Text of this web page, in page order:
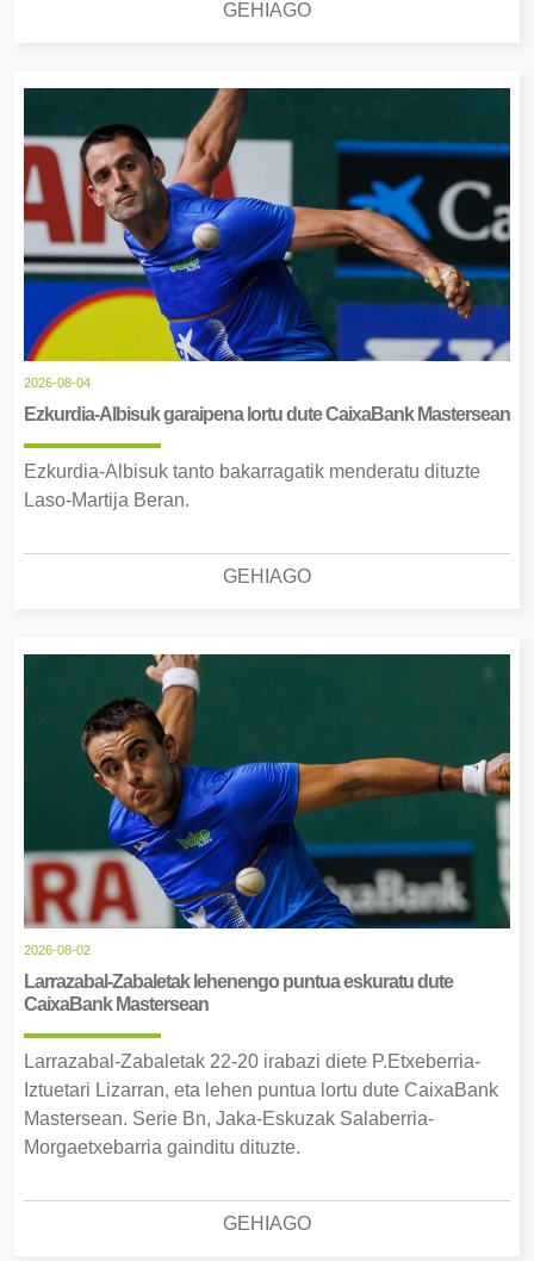
GEHIAGO
2026-08-04
Ezkurdia-Albisuk garaipena lortu dute CaixaBank Mastersean
Ezkurdia-Albisuk tanto bakarragatik menderatu dituzte
Laso-Martija Beran.
GEHIAGO
2026-08-02
Larrazabal-Zabaletak lehenengo puntua eskuratu dute
CaixaBank Mastersean
Larrazabal-Zabaletak 22-20 irabazi diete P.Etxeberria-
Iztuetari Lizarran, eta lehen puntua lortu dute CaixaBank
Mastersean. Serie Bn, Jaka-Eskuzak Salaberria-
Morgaetxebarria gainditu dituzte.
GEHIAGO